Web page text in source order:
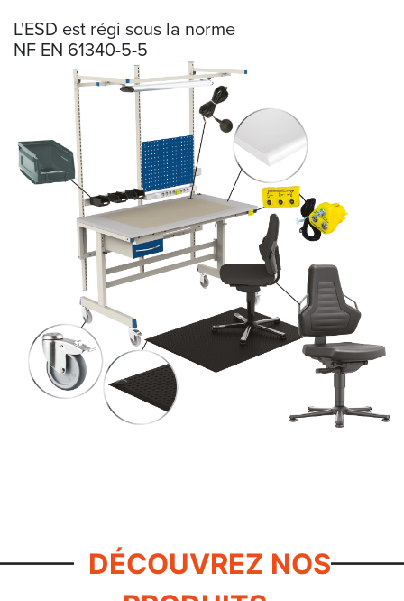
L'ESD est régi sous la norme
NF EN 61340-5-5
DÉCOUVREZ NOS